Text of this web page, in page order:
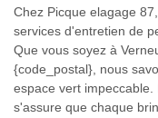
Chez Picque elagage
services d'entretien de
Que vous soyez à
{code_postal}, nous
espace vert
s'assure que chaque